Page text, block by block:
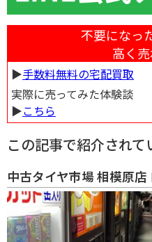
不要になっ
高く売
▶︎手数料無料の宅配買取
実際に売ってみた体験談
▶︎こちら
この記事で紹介されて
中古タイヤ市場 相模原店